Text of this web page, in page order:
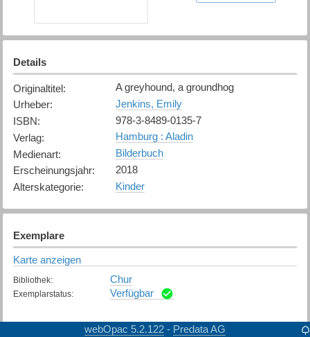
Details
Originaltitel:
A greyhound, a groundhog
Urheber:
Jenkins, Emily
ISBN:
978-3-8489-0135-7
Verlag:
Hamburg : Aladin
Medienart:
Bilderbuch
Erscheinungsjahr:
2018
Alterskategorie: Kinder
Exemplare
Karte anzeigen
Bibliothek: Chur
Exemplarstatus: Verfügbar
webOpac 5.2.122 - Predata AG